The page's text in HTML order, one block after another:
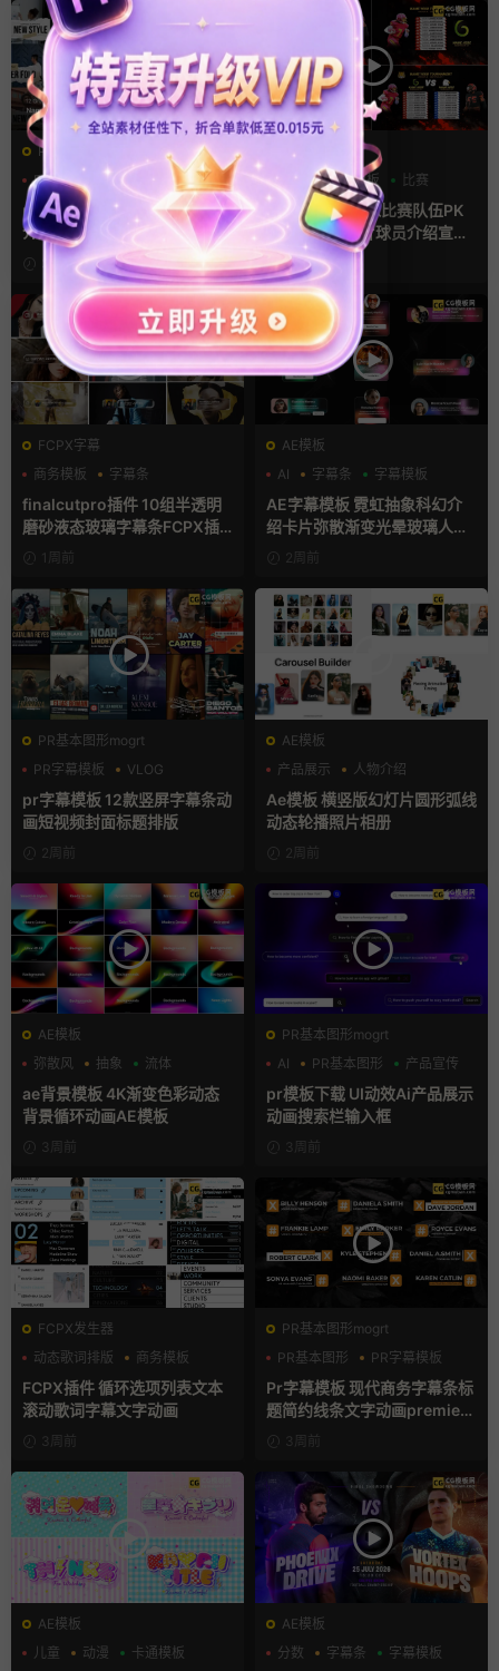
PR基本图形mogrt
PR基本图形
PR字幕模板
人物介绍
pr字幕模板 9组胶带贴纸人物
介绍角标动画PR模版
3天前
AE模板
分数
字幕模板 比赛
ae体育模板 足球比赛队伍PK
比分牌对决卡片球员介绍宣传
视频AE模板
3天前
FCPX字幕
商务模板
字幕条
finalcutpro插件 10组半透明
磨砂液态玻璃字幕条FCPX插
1周前
AE模板
AI
字幕条 字幕模板
AE字幕模板 霓虹抽象科幻介
绍卡片弥散渐变光晕玻璃人名
2周前
PR基本图形mogrt
PR字幕模板
VLOG
人物介绍
pr字幕模板 12款竖屏字幕条动
画短视频封面标题排版
2周前
AE模板
产品展示
人物介绍
团队介绍
Ae模板 横竖版幻灯片圆形弧线
动态轮播照片相册
2周前
AE模板
弥散风
抽象 流体
ae背景模板 4K渐变色彩动态
背景循环动画AE模板
3周前
PR基本图形mogrt
AI
PR基本图形 产品宣传
pr模板下载 UI动效Ai产品展示
动画搜索栏输入框
3周前
FCPX发生器
动态歌词排版
商务模板
字幕模板
FCPX插件 循环选项列表文本
滚动歌词字幕文字动画
3周前
PR基本图形mogrt
PR基本图形
PR字幕模板
商务模板
Pr字幕模板 现代商务字幕条标
题简约线条文字动画premiere
模板3周前
AE模板
儿童
动漫 卡通模板
AE模板
分数
字幕条 字幕模板